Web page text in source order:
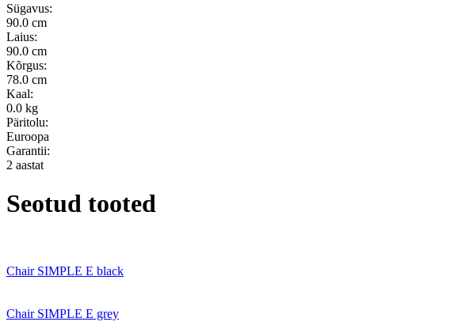
Sügavus:
90.0 cm
Laius:
90.0 cm
Kõrgus:
78.0 cm
Kaal:
0.0 kg
Päritolu:
Euroopa
Garantii:
2 aastat
Seotud tooted
Chair SIMPLE E black
Chair SIMPLE E grey